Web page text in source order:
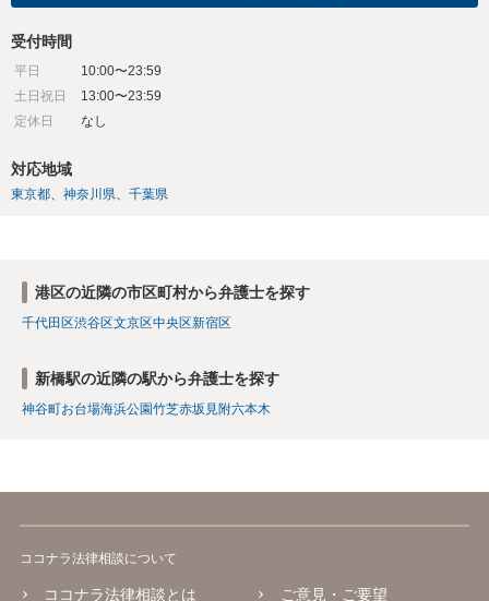
受付時間
平日
10:00〜23:59
土日祝日
13:00〜23:59
定休日
なし
対応地域
東京都 神奈川県 千葉県
港区の近隣の市区町村から弁護士を探す
千代田区渋谷区文京区中央区新宿区
新橋駅の近隣の駅から弁護士を探す
神谷町お台場海浜公園竹芝赤坂見附六本木
ココナラ法律相談について
ココナラ法律相談とは ご意見・ご要望